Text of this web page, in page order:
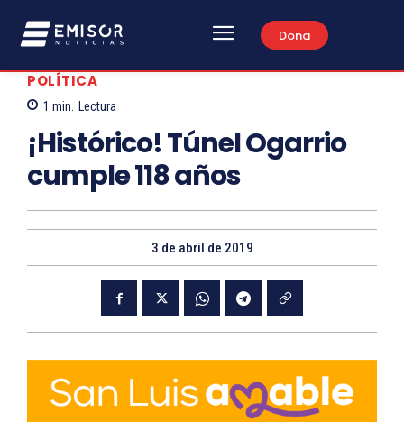
Dona
POLÍTICA
1 min. Lectura
¡Histórico! Túnel Ogarrio
cumple 118 años
3 de abril de 2019